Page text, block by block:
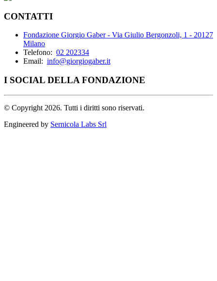
CONTATTI
Fondazione Giorgio Gaber - Via Giulio Bergonzoli, 1 - 20127
Milano
Telefono: 02 202334
Email: info@giorgiogaber.it
I SOCIAL DELLA FONDAZIONE
© Copyright 2026. Tutti i diritti sono riservati.
Engineered by Sernicola Labs Srl